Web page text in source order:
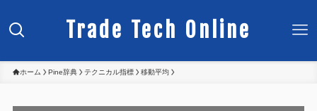
Trade Tech Online
ホーム Pine辞典 テクニカル指標 移動平均